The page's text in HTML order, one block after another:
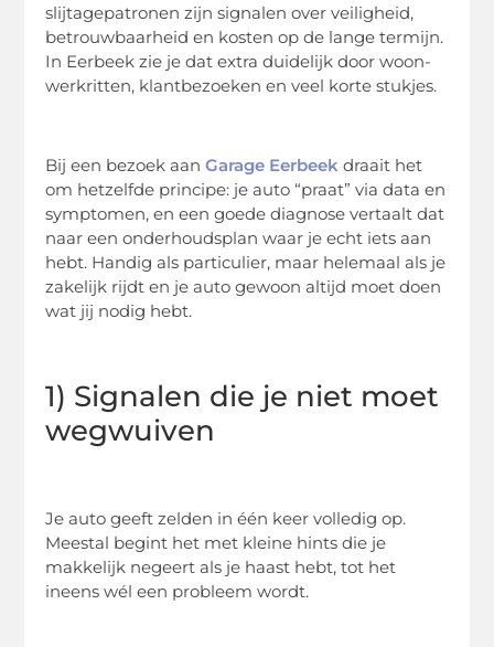
slijtagepatronen zijn signalen over veiligheid,
betrouwbaarheid en kosten op de lange termijn.
In Eerbeek zie je dat extra duidelijk door woon-
werkritten, klantbezoeken en veel korte stukjes.
Bij een bezoek aanGarage Eerbeek draait het
om hetzelfde principe: je auto “praat” via data en
symptomen, en een goede diagnose vertaalt dat
naar een onderhoudsplan waar je echt iets aan
hebt. Handig als particulier, maar helemaal als je
zakelijk rijdt en je auto gewoon altijd moet doen
wat jij nodig hebt.
1) Signalen die je niet moet
wegwuiven
Je auto geeft zelden in één keer volledig op.
Meestal begint het met kleine hints die je
makkelijk negeert als je haast hebt, tot het
ineens wél een probleem wordt.